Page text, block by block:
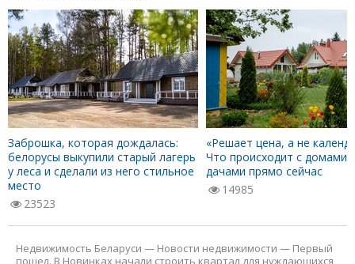
Заброшка, которая дождалась:
белорусы выкупили старый лагерь
у леса и сделали из него стильное
место
23523
«Решает цена, а не
Что происходит с домами
дачами прямо сейчас
14985
Недвижимость Беларуси — Новости недвижимости — Первый
пошел. В Новинках начали строить квартал для нуждающихся